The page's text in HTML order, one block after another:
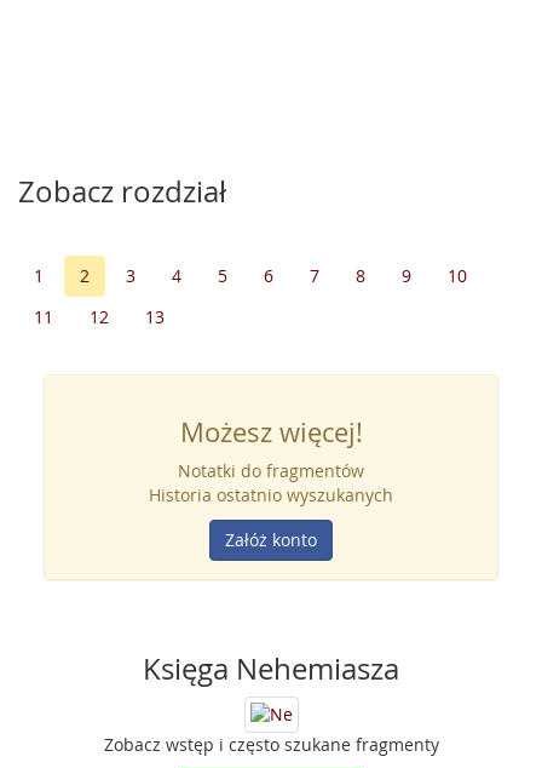
Zobacz rozdział
1 2 3 4 5 6 7 8 9
10
11
12 13
Możesz więcej!
Notatki do fragmentów
Historia ostatnio wyszukanych
Załóż konto
Księga Nehemiasza
Zobacz wstęp i często szukane fragmenty